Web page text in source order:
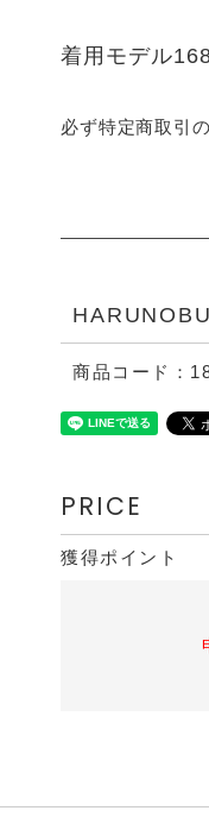
着用モデル
必ず特定商取引
商品コード：
PRICE
獲得ポイント